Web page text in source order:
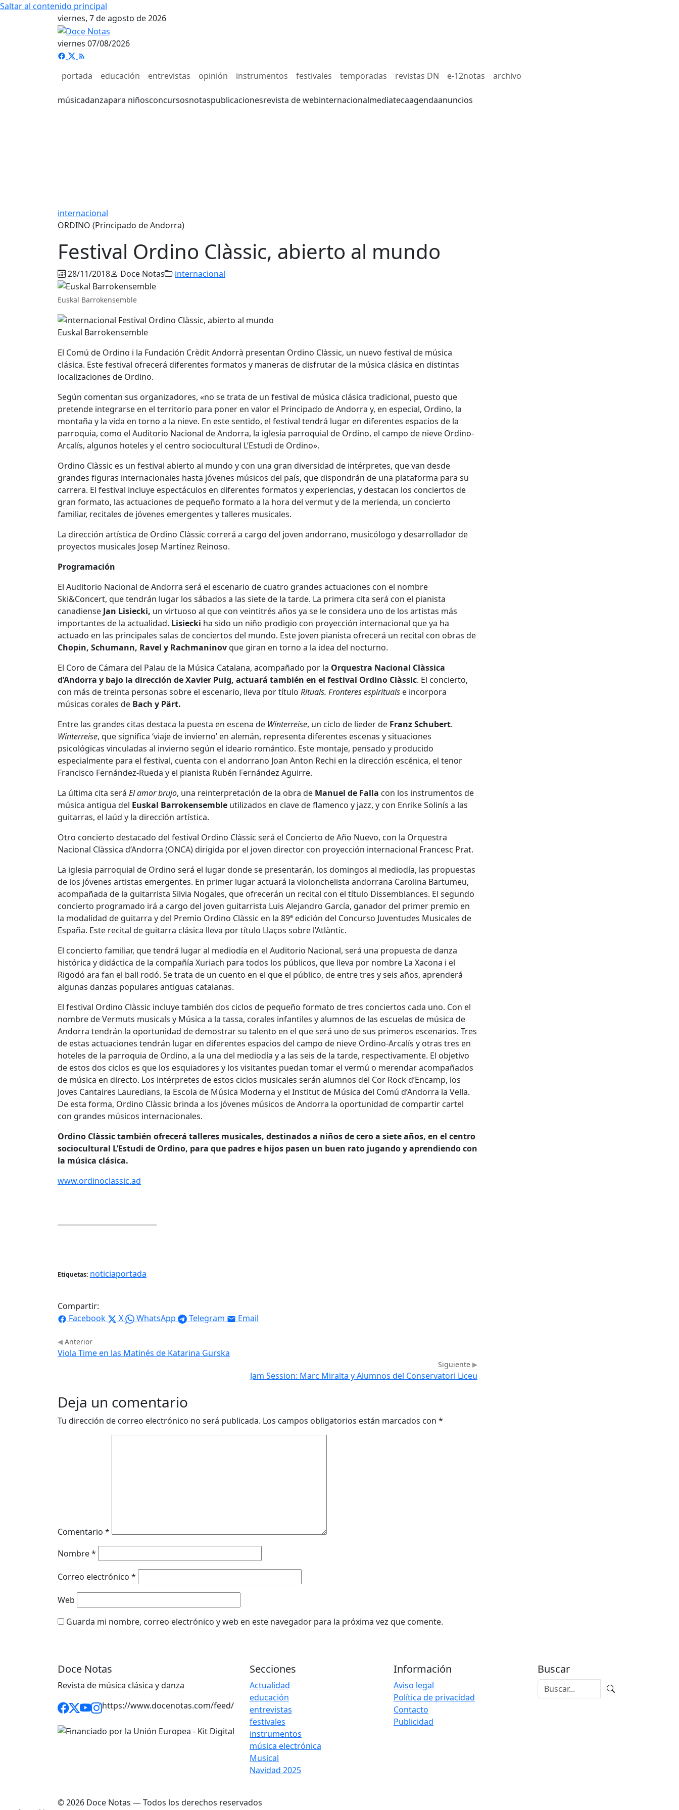
Saltar al contenido principal
viernes, 7 de agosto de 2026
viernes 07/08/2026
portada educación entrevistas opinión instrumentos festivales temporadas revistas DN e-12notas archivo
músicadanzapara niñosconcursosnotaspublicacionesrevista de webinternacionalmediatecaagendaanuncios
internacional
ORDINO (Principado de Andorra)
Festival Ordino Clàssic, abierto al mundo
28/11/2018 Doce Notas internacional
Euskal Barrokensemble
Euskal Barrokensemble
El Comú de Ordino i la Fundación Crèdit Andorrà presentan Ordino Clàssic, un nuevo festival de música
clásica. Este festival ofrecerá diferentes formatos y maneras de disfrutar de la música clásica en distintas
localizaciones de Ordino.
Según comentan sus organizadores, «no se trata de un festival de música clásica tradicional, puesto que
pretende integrarse en el territorio para poner en valor el Principado de Andorra y, en especial, Ordino, la
montaña y la vida en torno a la nieve. En este sentido, el festival tendrá lugar en diferentes espacios de la
parroquia, como el Auditorio Nacional de Andorra, la iglesia parroquial de Ordino, el campo de nieve Ordino-
Arcalís, algunos hoteles y el centro sociocultural L’Estudi de Ordino».
Ordino Clàssic es un festival abierto al mundo y con una gran diversidad de intérpretes, que van desde
grandes figuras internacionales hasta jóvenes músicos del país, que dispondrán de una plataforma para su
carrera. El festival incluye espectáculos en diferentes formatos y experiencias, y destacan los conciertos de
gran formato, las actuaciones de pequeño formato a la hora del vermut y de la merienda, un concierto
familiar, recitales de jóvenes emergentes y talleres musicales.
La dirección artística de Ordino Clàssic correrá a cargo del joven andorrano, musicólogo y desarrollador de
proyectos musicales Josep Martínez Reinoso.
Programación
El Auditorio Nacional de Andorra será el escenario de cuatro grandes actuaciones con el nombre
Ski&Concert, que tendrán lugar los sábados a las siete de la tarde. La primera cita será con el pianista
canadiense Jan Lisiecki, un virtuoso al que con veintitrés años ya se le considera uno de los artistas más
importantes de la actualidad. Lisiecki ha sido un niño prodigio con proyección internacional que ya ha
actuado en las principales salas de conciertos del mundo. Este joven pianista ofrecerá un recital con obras de
Chopin, Schumann, Ravel y Rachmaninovque giran en torno a la idea del nocturno.
El Coro de Cámara del Palau de la Música Catalana, acompañado por la Orquestra Nacional Clàssica
d’Andorra y bajo la dirección de Xavier Puig, actuará también en el festival Ordino Clàssic. El concierto,
con más de treinta personas sobre el escenario, lleva por título Rituals. Fronteres espirituals e incorpora
músicas corales de Bach y Pärt.
Entre las grandes citas destaca la puesta en escena de Winterreise, un ciclo de lieder de Franz Schubert.
Winterreise, que significa ‘viaje de invierno’ en alemán, representa diferentes escenas y situaciones
psicológicas vinculadas al invierno según el ideario romántico. Este montaje, pensado y producido
especialmente para el festival, cuenta con el andorrano Joan Anton Rechi en la dirección escénica, el tenor
Francisco Fernández-Rueda y el pianista Rubén Fernández Aguirre.
La última cita será El amor brujo, una reinterpretación de la obra de Manuel de Falla con los instrumentos de
música antigua del Euskal Barrokensemble utilizados en clave de flamenco y jazz, y con Enrike Solinís a las
guitarras, el laúd y la dirección artística.
Otro concierto destacado del festival Ordino Clàssic será el Concierto de Año Nuevo, con la Orquestra
Nacional Clàssica d’Andorra (ONCA) dirigida por el joven director con proyección internacional Francesc Prat.
La iglesia parroquial de Ordino será el lugar donde se presentarán, los domingos al mediodía, las propuestas
de los jóvenes artistas emergentes. En primer lugar actuará la violonchelista andorrana Carolina Bartumeu,
acompañada de la guitarrista Silvia Nogales, que ofrecerán un recital con el título Dissemblances. El segundo
concierto programado irá a cargo del joven guitarrista Luis Alejandro García, ganador del primer premio en
la modalidad de guitarra y del Premio Ordino Clàssic en la 89ª edición del Concurso Juventudes Musicales de
España. Este recital de guitarra clásica lleva por título Llaços sobre l’Atlàntic.
El concierto familiar, que tendrá lugar al mediodía en el Auditorio Nacional, será una propuesta de danza
histórica y didáctica de la compañía Xuriach para todos los públicos, que lleva por nombre La Xacona i el
Rigodó ara fan el ball rodó. Se trata de un cuento en el que el público, de entre tres y seis años, aprenderá
algunas danzas populares antiguas catalanas.
El festival Ordino Clàssic incluye también dos ciclos de pequeño formato de tres conciertos cada uno. Con el
nombre de Vermuts musicals y Música a la tassa, corales infantiles y alumnos de las escuelas de música de
Andorra tendrán la oportunidad de demostrar su talento en el que será uno de sus primeros escenarios. Tres
de estas actuaciones tendrán lugar en diferentes espacios del campo de nieve Ordino-Arcalís y otras tres en
hoteles de la parroquia de Ordino, a la una del mediodía y a las seis de la tarde, respectivamente. El objetivo
de estos dos ciclos es que los esquiadores y los visitantes puedan tomar el vermú o merendar acompañados
de música en directo. Los intérpretes de estos ciclos musicales serán alumnos del Cor Rock d’Encamp, los
Joves Cantaires Lauredians, la Escola de Música Moderna y el Institut de Música del Comú d’Andorra la Vella.
De esta forma, Ordino Clàssic brinda a los jóvenes músicos de Andorra la oportunidad de compartir cartel
con grandes músicos internacionales.
Ordino Clàssic también ofrecerá talleres musicales, destinados a niños de cero a siete años, en el centro
sociocultural L’Estudi de Ordino, para que padres e hijos pasen un buen rato jugando y aprendiendo con
la música clásica.
www.ordinoclassic.ad
Etiquetas: noticiaportada
Compartir:
Facebook
X WhatsApp Telegram Email
Anterior
Viola Time en las Matinés de Katarina Gurska
Siguiente
Jam Session: Marc Miralta y Alumnos del Conservatori Liceu
Deja un comentario
Tu dirección de correo electrónico no será publicada. Los campos obligatorios están marcados con *
Comentario *
Nombre*
Correo electrónico *
Web
Guarda mi nombre, correo electrónico y web en este navegador para la próxima vez que comente.
Doce Notas
Revista de música clásica y danza
https://www.docenotas.com/feed/
Secciones
Actualidad
educación
entrevistas
festivales
instrumentos
música electrónica
Musical
Navidad 2025
Información
Aviso legal
Política de privacidad
Contacto
Publicidad
Buscar
© 2026 Doce Notas — Todos los derechos reservados